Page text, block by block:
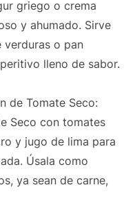
griego o crema
y ahumado. Sirve
o pan
lleno de sabor.
de Tomate Seco:
Seco con tomates
y jugo de lima para
Úsala como
ya sean de carne,